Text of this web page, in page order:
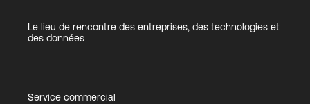
Le lieu de rencontre des entreprises, des technologies et
des données
Service commercial